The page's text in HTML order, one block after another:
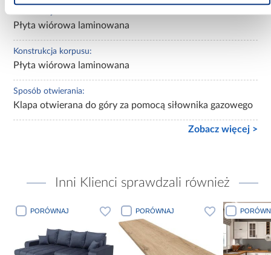
Płyta wiórowa laminowana
Konstrukcja korpusu:
Płyta wiórowa laminowana
Sposób otwierania:
Klapa otwierana do góry za pomocą siłownika gazowego
Zobacz więcej >
Inni Klienci sprawdzali również
PORÓWNAJ PORÓWNAJ